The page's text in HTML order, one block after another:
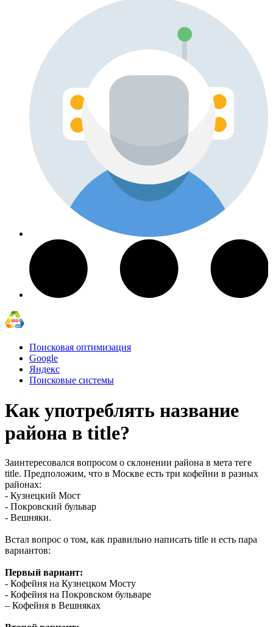
Поисковая оптимизация
Google
Яндекс
Поисковые системы
Как употреблять название
района в title?
Заинтересовался вопросом о склонении района в мета теге
title. Предположим, что в Москве есть три кофейни в разных
районах:
- Кузнецкий Мост
- Покровский бульвар
- Вешняки.
Встал вопрос о том, как правильно написать title и есть пара
вариантов:
Первый вариант:
- Кофейня на Кузнецком Мосту
- Кофейня на Покровском бульваре
– Кофейня в Вешняках